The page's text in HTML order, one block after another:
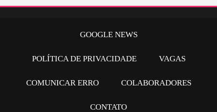
GOOGLE NEWS
POLÍTICA DE PRIVACIDADE VAGAS
COMUNICAR ERRO COLABORADORES
CONTATO